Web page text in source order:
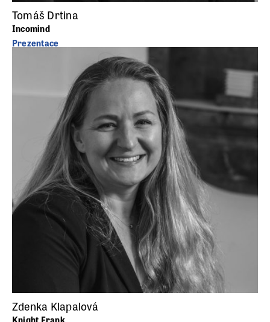
Tomáš Drtina
Incomind
Prezentace
Zdenka Klapalová
Knight Frank